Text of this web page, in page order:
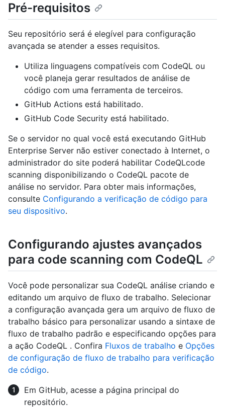
Pré-requisitos
Seu repositório será é elegível para configuração
avançada se atender a esses requisitos.
Utiliza linguagens compatíveis com CodeQL ou
você planeja gerar resultados de análise de
código com uma ferramenta de terceiros.
GitHub Actions está habilitado.
GitHub Code Security está habilitado.
Se o servidor no qual você está executando GitHub
Enterprise Server não estiver conectado à Internet, o
administrador do site poderá habilitar CodeQLcode
scanning disponibilizando o CodeQL pacote de
análise no servidor. Para obter mais informações,
consulte Configurando a verificação de código para
seu dispositivo.
Configurando ajustes avançados
para code scanning com CodeQL
Você pode personalizar sua CodeQL análise criando e
editando um arquivo de fluxo de trabalho. Selecionar
a configuração avançada gera um arquivo de fluxo de
trabalho básico para personalizar usando a sintaxe de
fluxo de trabalho padrão e especificando opções para
a ação CodeQL . Confira Fluxos de trabalho e Opções
de configuração de fluxo de trabalho para verificação
de código.
Em GitHub, acesse a página principal do
repositório.